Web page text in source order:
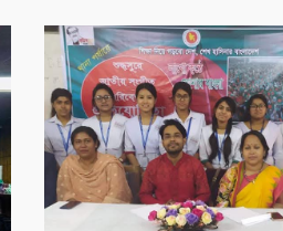
সাফল্যের স্মৃতি
সাফল্যের স্মৃতি